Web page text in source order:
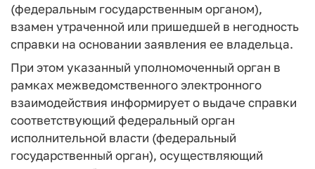
(федеральным государственным органом),
взамен утраченной или пришедшей в негодность
справки на основании заявления ее владельца.
При этом указанный уполномоченный орган в
рамках межведомственного электронного
взаимодействия информирует о выдаче справки
соответствующий федеральный орган
исполнительной власти (федеральный
государственный орган), осуществляющий